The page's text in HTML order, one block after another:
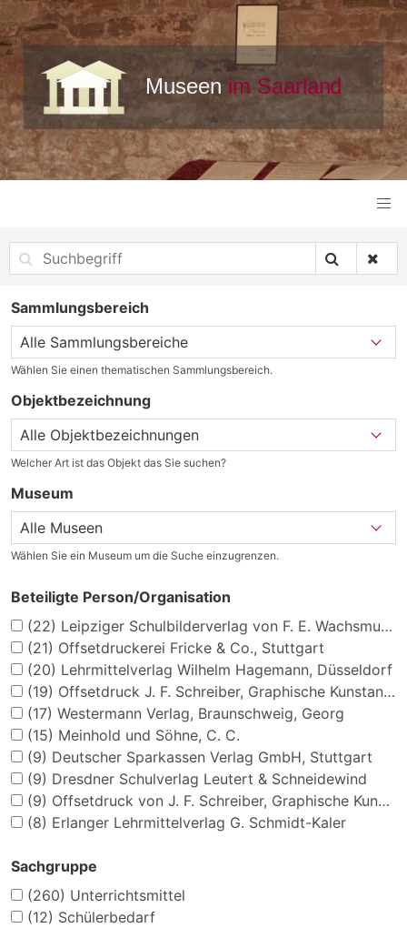
Sammlungsbereich
Wählen Sie einen thematischen Sammlungsbereich.
Objektbezeichnung
Welcher Art ist das Objekt das Sie suchen?
Museum
Wählen Sie ein Museum um die Suche einzugrenzen.
Beteiligte Person/Organisation
(22) Leipziger Schulbilderverlag von F. E. Wachsmuth, Leipzig
(21) Offsetdruckerei Fricke & Co., Stuttgart
(20) Lehrmittelverlag Wilhelm Hagemann, Düsseldorf
(19) Offsetdruck J. F. Schreiber, Graphische Kunstanstalt, Eßlingen
(17) Westermann Verlag, Braunschweig, Georg
(15) Meinhold und Söhne, C. C.
(9) Deutscher Sparkassen Verlag GmbH, Stuttgart
(9) Dresdner Schulverlag Leutert & Schneidewind
(9) Offsetdruck von J. F. Schreiber, Graphische Kunstanstalt, Esslingen
(8) Erlanger Lehrmittelverlag G. Schmidt-Kaler
Sachgruppe
(260) Unterrichtsmittel
(12) Schülerbedarf